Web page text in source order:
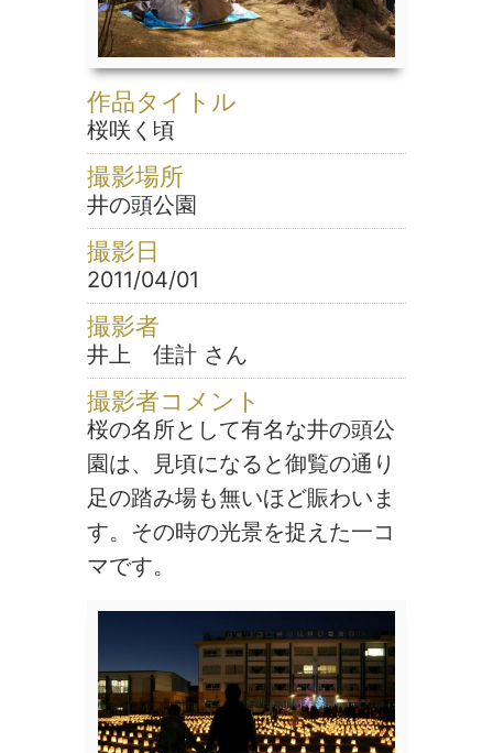
作品タイトル
桜咲く頃
撮影場所
井の頭公園
撮影日
2011/04/01
撮影者
井上 佳計 さん
撮影者コメント
桜の名所として有名な井の頭公
園は、見頃になると御覧の通り
足の踏み場も無いほど賑わいま
す。その時の光景を捉えた一コ
マです。